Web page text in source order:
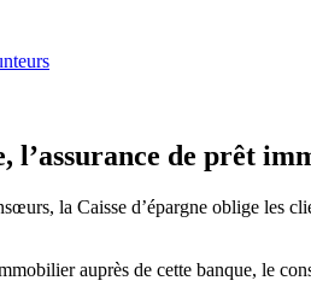
l’assurance de prêt
la Caisse d’épargne oblige les
auprès de cette banque, le